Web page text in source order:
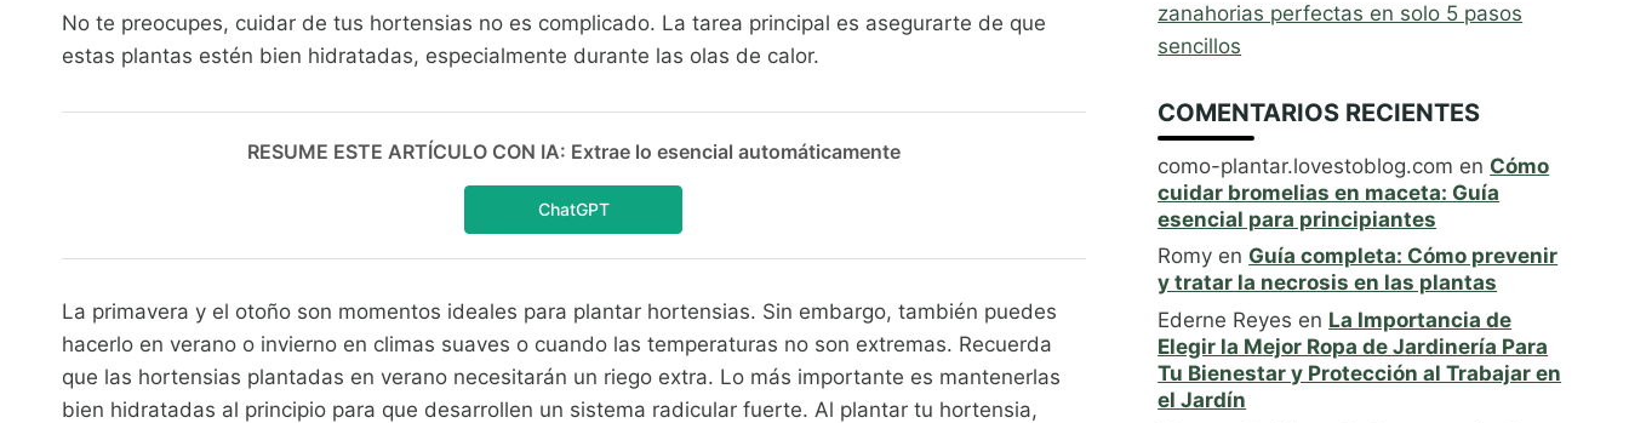
No te preocupes, cuidar de tus hortensias no es complicado. La tarea principal es asegurarte de que
estas plantas estén bien hidratadas, especialmente durante las olas de calor.
RESUME ESTE ARTÍCULO CON IA: Extrae lo esencial automáticamente
ChatGPT
La primavera y el otoño son momentos ideales para plantar hortensias. Sin embargo, también puedes
hacerlo en verano o invierno en climas suaves o cuando las temperaturas no son extremas. Recuerda
que las hortensias plantadas en verano necesitarán un riego extra. Lo más importante es mantenerlas
bien hidratadas al principio para que desarrollen un sistema radicular fuerte. Al plantar tu hortensia,
zanahorias perfectas en solo 5 pasos
sencillos
COMENTARIOS RECIENTES
como-plantar.lovestoblog.com en Cómo
cuidar bromelias en maceta: Guía
esencial para principiantes
Romy en Guía completa: Cómo prevenir
y tratar la necrosis en las plantas
Ederne Reyes en La Importancia de
Elegir la Mejor Ropa de Jardinería Para
Tu Bienestar y Protección al Trabajar en
el Jardín